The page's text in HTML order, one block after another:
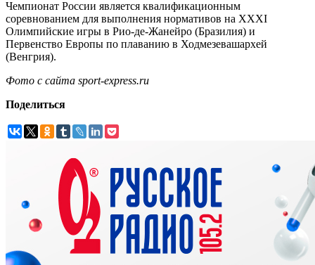
Чемпионат России является квалификационным
соревнованием для выполнения нормативов на XXXI
Олимпийские игры в Рио-де-Жанейро (Бразилия) и
Первенство Европы по плаванию в Ходмезевашархей
(Венгрия).
Фото с сайта sport-express.ru
Поделиться